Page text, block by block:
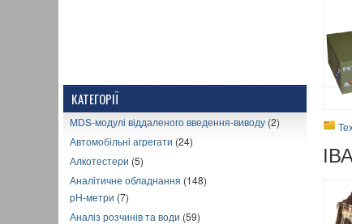
КАТЕГОРІЇ
MDS-модулі віддаленого введення-виводу (2)
Автомобільні агрегати (24)
Алкотестери (5)
Аналітичне обладнання (148)
pH-метри (7)
Аналіз розчинів та води (59)